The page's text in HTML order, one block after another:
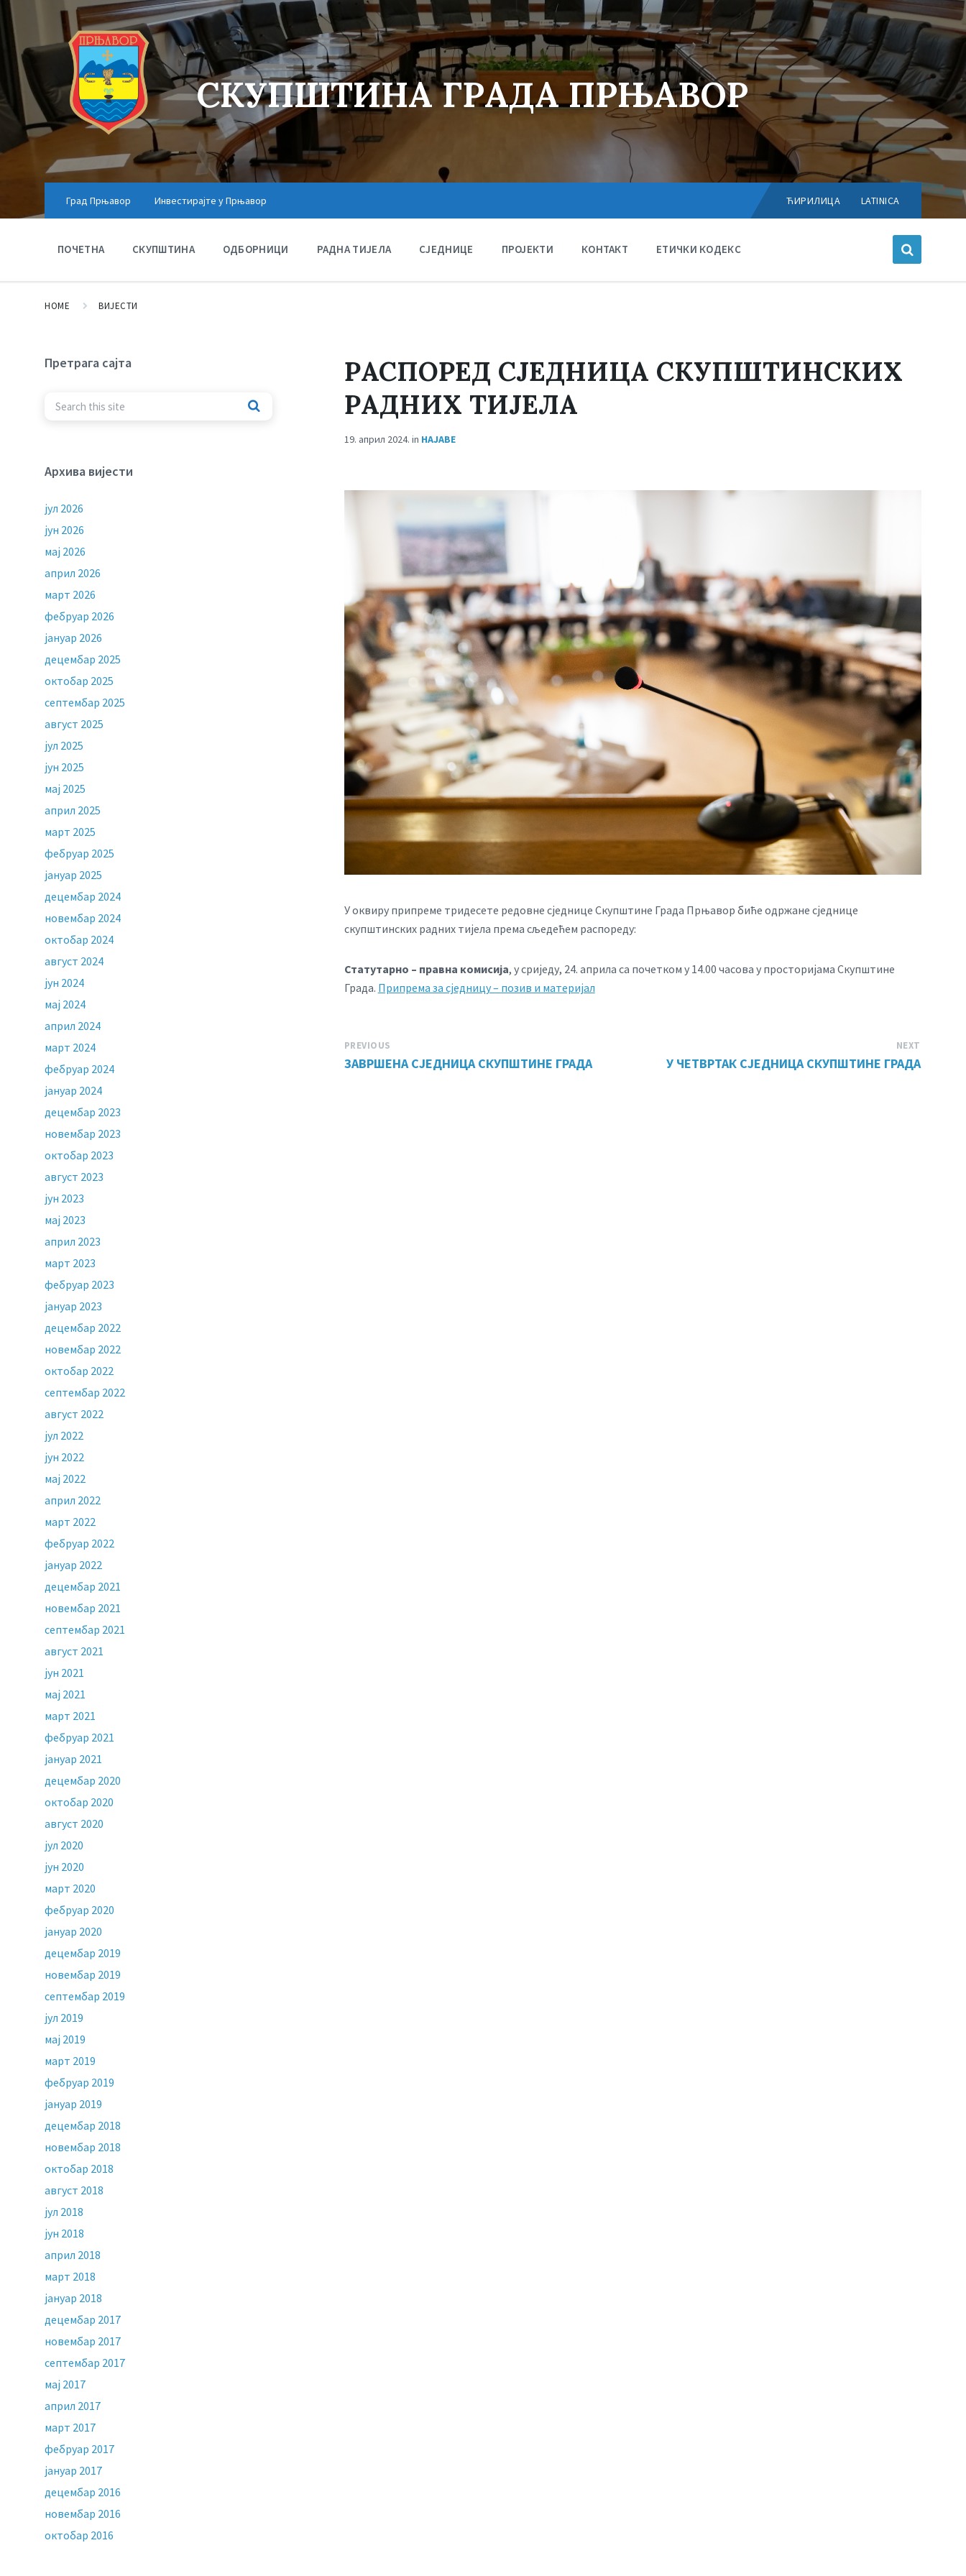
СКУПШТИНА ГРАДА ПРЊАВОР
Град Прњавор Инвестирајте у Прњавор
Choose
language:
ЋИРИЛИЦА LATINICA
ПОЧЕТНА СКУПШТИНА ОДБОРНИЦИ РАДНА ТИЈЕЛА СЈЕДНИЦЕ ПРОЈЕКТИ КОНТАКТ ЕТИЧКИ КОДЕКС
HOME ВИЈЕСТИ
РАСПОРЕД СЈЕДНИЦА СКУПШТИНСКИХ
РАДНИХ ТИЈЕЛА
19. април 2024. in НАЈАВЕ
У оквиру припреме тридесете редовне сједнице Скупштине Града Прњавор биће одржане сједнице
скупштинских радних тијела према сљедећем распореду:
Статутарно – правна комисија, у сриједу, 24. априла са почетком у 14.00 часова у просторијама Скупштине
Града. Припрема за сједницу – позив и материјал
PREVIOUS
ЗАВРШЕНА СЈЕДНИЦА СКУПШТИНЕ ГРАДА
NEXT
У ЧЕТВРТАК СЈЕДНИЦА СКУПШТИНЕ ГРАДА
Претрага сајта
Архива вијести
јул 2026
јун 2026
мај 2026
април 2026
март 2026
фебруар 2026
јануар 2026
децембар 2025
октобар 2025
септембар 2025
август 2025
јул 2025
јун 2025
мај 2025
април 2025
март 2025
фебруар 2025
јануар 2025
децембар 2024
новембар 2024
октобар 2024
август 2024
јун 2024
мај 2024
април 2024
март 2024
фебруар 2024
јануар 2024
децембар 2023
новембар 2023
октобар 2023
август 2023
јун 2023
мај 2023
април 2023
март 2023
фебруар 2023
јануар 2023
децембар 2022
новембар 2022
октобар 2022
септембар 2022
август 2022
јул 2022
јун 2022
мај 2022
април 2022
март 2022
фебруар 2022
јануар 2022
децембар 2021
новембар 2021
септембар 2021
август 2021
јун 2021
мај 2021
март 2021
фебруар 2021
јануар 2021
децембар 2020
октобар 2020
август 2020
јул 2020
јун 2020
март 2020
фебруар 2020
јануар 2020
децембар 2019
новембар 2019
септембар 2019
јул 2019
мај 2019
март 2019
фебруар 2019
јануар 2019
децембар 2018
новембар 2018
октобар 2018
август 2018
јул 2018
јун 2018
април 2018
март 2018
јануар 2018
децембар 2017
новембар 2017
септембар 2017
мај 2017
април 2017
март 2017
фебруар 2017
јануар 2017
децембар 2016
новембар 2016
октобар 2016